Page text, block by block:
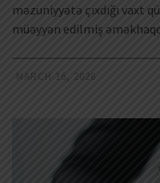
məzuniyyətə çıxdığı vaxt
müəyyən edilmiş
MARCH 16, 2026